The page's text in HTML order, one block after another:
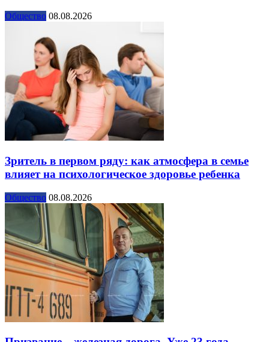
Общество 08.08.2026
Зритель в первом ряду: как атмосфера в семье
влияет на психологическое здоровье ребенка
Общество 08.08.2026